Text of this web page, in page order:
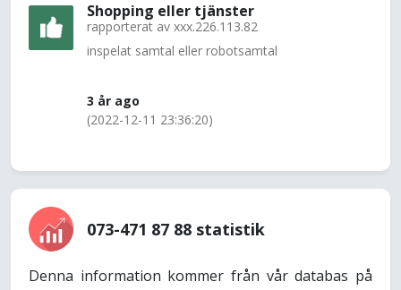
Shopping eller tjänster
rapporterat av xxx.226.113.82
inspelat samtal eller robotsamtal
3 år ago
(2022-12-11 23:36:20)
073-471 87 88 statistik
Denna information kommer från vår databas på